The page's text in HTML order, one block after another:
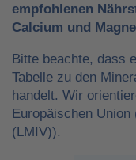
empfohlenen
Calcium und
Bitte beachte, dass
Tabelle zu den
handelt. Wir
Europäischen Union
(LMIV)).